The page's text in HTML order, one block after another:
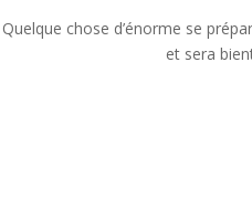
Quelque chose d’énorme se
et sera